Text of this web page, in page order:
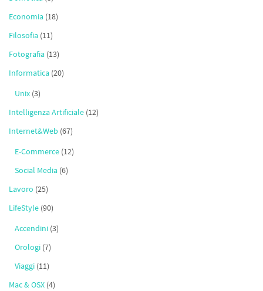
Economia (18)
Filosofia (11)
Fotografia (13)
Informatica (20)
Unix (3)
Intelligenza Artificiale (12)
Internet&Web (67)
E-Commerce (12)
Social Media (6)
Lavoro (25)
LifeStyle (90)
Accendini (3)
Orologi (7)
Viaggi (11)
Mac & OSX (4)